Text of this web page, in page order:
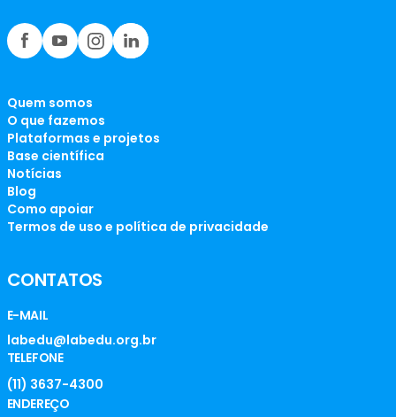
Quem somos
O que fazemos
Plataformas e projetos
Base científica
Notícias
Blog
Como apoiar
Termos de uso e política de privacidade
CONTATOS
E-MAIL
labedu@labedu.org.br
TELEFONE
(11) 3637-4300
ENDEREÇO